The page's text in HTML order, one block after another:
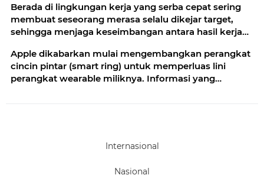
Berada di lingkungan kerja yang serba cepat sering
membuat seseorang merasa selalu dikejar target,
sehingga menjaga keseimbangan antara hasil kerja
Apple dikabarkan mulai mengembangkan perangkat
cincin pintar (smart ring) untuk memperluas lini
perangkat wearable miliknya. Informasi yang
Internasional
Nasional